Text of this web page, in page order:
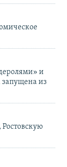
и
из
Ростовскую